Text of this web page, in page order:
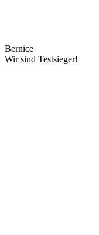
Bernice
Wir sind Testsieger!